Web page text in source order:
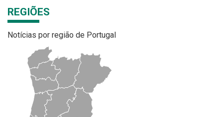
REGIÕES
Notícias por região de Portugal